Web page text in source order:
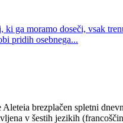
ki ga moramo doseči, vsak
pridih osebnega...
Aleteia brezplačen spletni
v šestih jezikih